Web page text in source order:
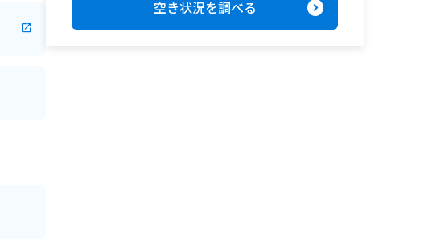
open_in_new
空き状況を調べる expand_circle_right